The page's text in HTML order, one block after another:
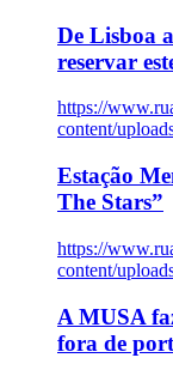
De Lisboa
reservar
https://
content/
Estação
The Stars”
https://
content/
A MUSA
fora de